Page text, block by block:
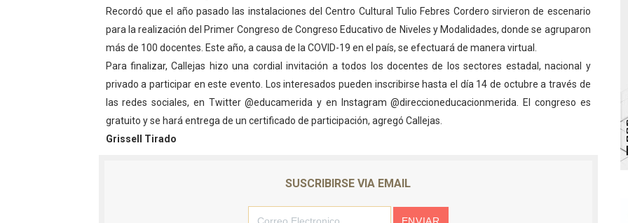
El Lactario del Iahula celebra la Semana Mundial de la Lactancia Materna
Plan Vacacional "Venezuela Ríe 2026" brinda recreación y cultura a niños del
Iniciación al yoga reúne a diversos clubes deportivos de Zea en una enriquecedora
Mincomunas impulsa el autogobierno en Mérida con plan de actualización y atención
Expertos inspeccionan espacios del OAN para la instalación del detector Cherenkov
Recordó que el año pasado las instalaciones del Centro Cultural Tulio Febres Cordero sirvieron de escenario
para la realización del Primer Congreso de Congreso Educativo de Niveles y Modalidades, donde se agruparon
más de 100 docentes. Este año, a causa de la COVID-19 en el país, se efectuará de manera virtual.
Para finalizar, Callejas hizo una cordial invitación a todos los docentes de los sectores estadal, nacional y
privado a participar en este evento. Los interesados pueden inscribirse hasta el día 14 de octubre a través de
las redes sociales, en Twitter @educamerida y en Instagram @direccioneducacionmerida. El congreso es
gratuito y se hará entrega de un certificado de participación, agregó Callejas.
Grissell Tirado
SUSCRIBIRSE VIA EMAIL